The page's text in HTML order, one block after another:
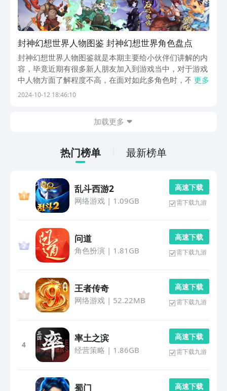
封神幻想世界人物图鉴 封神幻想世界角色盘点
封神幻想世界人物图鉴就是本期主要给小伙伴们讲解的内
容，毕竟近期有很多新人朋友加入到游戏当中，对于游戏
中人物方面了解程度不高，在面对如此多角色时，不知道
作何选择，但是下文中的人物图鉴，就能很好的帮助新人
更多
2024-10-12 18:46:10
加载更多
热门榜单 最新榜单
乱斗西游2
网络游戏| 1.09GB
高 速 下 载
需下载九游
问道
角色扮演 | 1.81GB
高 速 下 载
需下载九游
王者传奇
网络游戏| 52.22MB
高 速 下 载
需下载九游
4
率土之滨
经营策略 | 1.86GB
高 速 下 载
需下载九游
蜀门 高 速 下 载